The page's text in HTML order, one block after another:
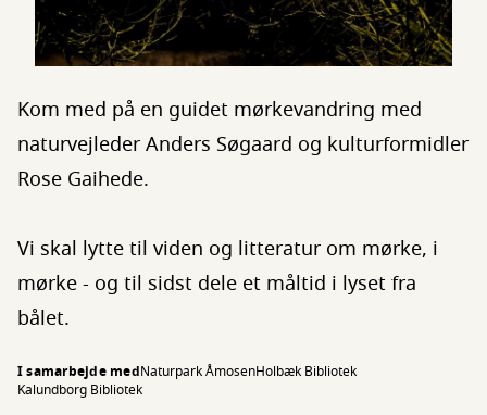
Kom med på en guidet mørkevandring med
naturvejleder Anders Søgaard og kulturformidler
Rose Gaihede.
Vi skal lytte til viden og litteratur om mørke, i
mørke - og til sidst dele et måltid i lyset fra
bålet.
I samarbejde medNaturpark ÅmosenHolbæk Bibliotek
Kalundborg Bibliotek